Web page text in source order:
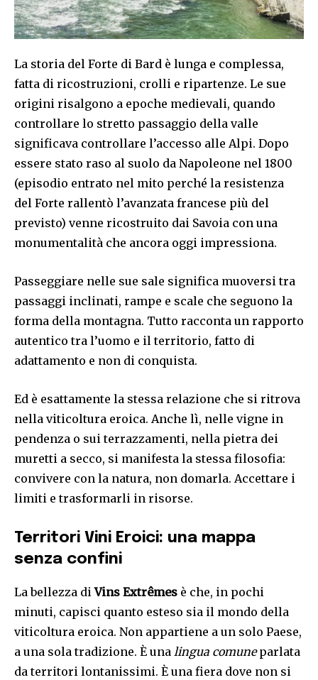
La storia del Forte di Bard è lunga e complessa,
fatta di ricostruzioni, crolli e ripartenze. Le sue
origini risalgono a epoche medievali, quando
controllare lo stretto passaggio della valle
significava controllare l’accesso alle Alpi. Dopo
essere stato raso al suolo da Napoleone nel 1800
(episodio entrato nel mito perché la resistenza
del Forte rallentò l’avanzata francese più del
previsto) venne ricostruito dai Savoia con una
monumentalità che ancora oggi impressiona.
Passeggiare nelle sue sale significa muoversi tra
passaggi inclinati, rampe e scale che seguono la
forma della montagna. Tutto racconta un rapporto
autentico tra l’uomo e il territorio, fatto di
adattamento e non di conquista.
Ed è esattamente la stessa relazione che si ritrova
nella viticoltura eroica. Anche lì, nelle vigne in
pendenza o sui terrazzamenti, nella pietra dei
muretti a secco, si manifesta la stessa filosofia:
convivere con la natura, non domarla. Accettare i
limiti e trasformarli in risorse.
Territori Vini Eroici: una mappa
senza confini
La bellezza diVins Extrêmes è che, in pochi
minuti, capisci quanto esteso sia il mondo della
viticoltura eroica. Non appartiene a un solo Paese,
a una sola tradizione. È una lingua comuneparlata
da territori lontanissimi. È una fiera dove non si